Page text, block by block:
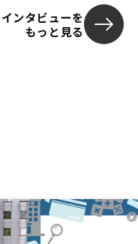
ンタビューを
もっと見る